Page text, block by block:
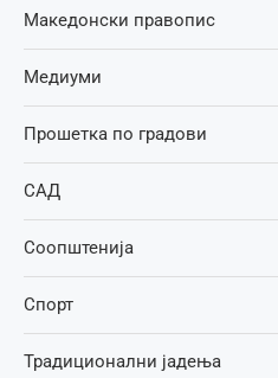
Македонски правопис
Медиуми
Прошетка по градови
САД
Соопштенија
Спорт
Традиционални јадења